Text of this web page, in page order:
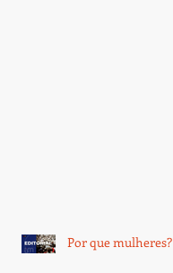
Por que mulheres?